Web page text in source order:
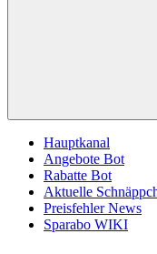
Hauptkanal
Angebote Bot
Rabatte Bot
Aktuelle
Preisfehler News
Sparabo WIKI